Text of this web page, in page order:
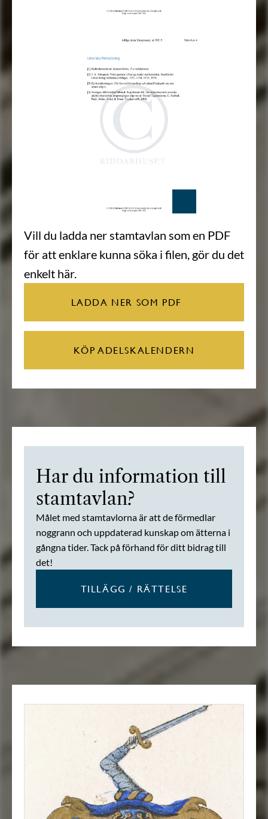
Vill du ladda ner stamtavlan som en PDF
för att enklare kunna söka i filen, gör du det
enkelt här.
LADDA NER SOM PDF
KÖP ADELSKALENDERN
Har du information till
stamtavlan?
Målet med stamtavlorna är att de förmedlar
noggrann och uppdaterad kunskap om ätterna i
gångna tider. Tack på förhand för ditt bidrag till
det!
TILLÄGG / RÄTTELSE